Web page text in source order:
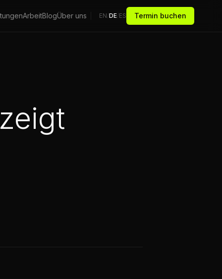
ArbeitBlogÜber uns EN/DE/ES Termin buchen